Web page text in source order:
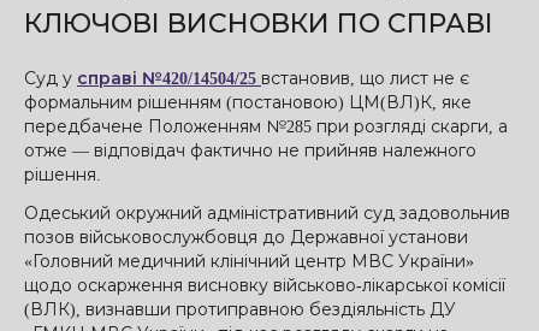
КЛЮЧОВІ ВИСНОВКИ ПО СПРАВІ
Суд у справі №420/14504/25 встановив, що лист не є
формальним рішенням (постановою) ЦМ(ВЛ)К, яке
передбачене Положенням №285 при розгляді скарги, а
отже — відповідач фактично не прийняв належного
рішення.
Одеський окружний адміністративний суд задовольнив
позов військовослужбовця до Державної установи
«Головний медичний клінічний центр МВС України»
щодо оскарження висновку військово-лікарської комісії
(ВЛК), визнавши протиправною бездіяльність ДУ